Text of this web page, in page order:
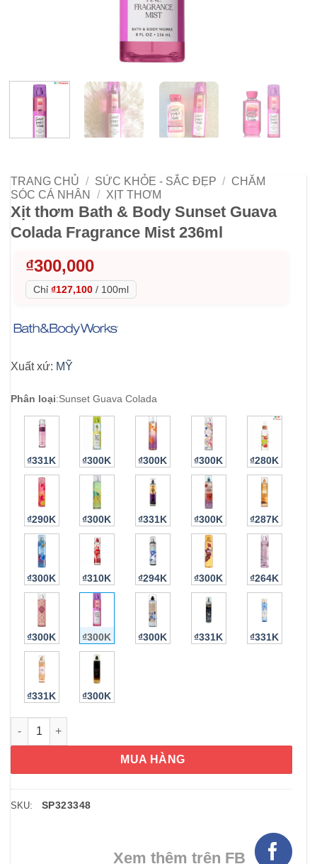
TRANG CHỦ / SỨC KHỎE - SẮC ĐẸP / CHĂM
SÓC CÁ NHÂN
/ XỊT THƠM
Xịt thơm Bath & Body Sunset Guava
Colada Fragrance Mist 236ml
₫300,000
Chỉ ₫127,100 / 100ml
Xuất xứ: MỸ
Phân loại:Sunset Guava Colada
₫331K ₫300K ₫300K ₫300K ₫280K
₫290K ₫300K ₫331K ₫300K ₫287K
₫300K ₫310K ₫294K ₫300K ₫264K
₫300K ₫300K ₫300K ₫331K ₫331K
₫331K ₫300K
Xịt thơm Bath & Body Sunset Guava Colada Fragrance Mist
MUA HÀNG
SKU: SP323348
Xem thêm trên FB